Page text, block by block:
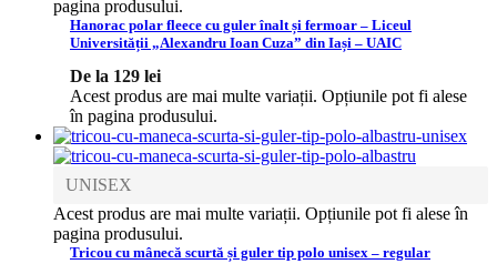
pagina produsului.
Hanorac polar fleece cu guler înalt și fermoar – Liceul
Universității „Alexandru Ioan Cuza” din Iași – UAIC
De la 129 lei
Acest produs are mai multe variații. Opțiunile pot fi alese
în pagina produsului.
UNISEX
Acest produs are mai multe variații. Opțiunile pot fi alese în
pagina produsului.
Tricou cu mânecă scurtă și guler tip polo unisex – regular